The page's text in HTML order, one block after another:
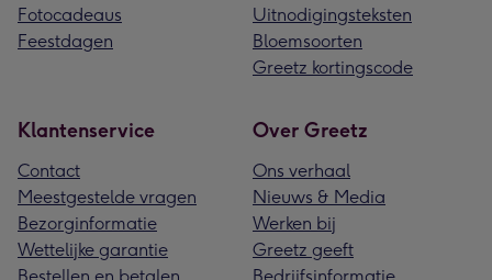
Fotocadeaus
Feestdagen
Uitnodigingsteksten
Bloemsoorten
Greetz kortingscode
Klantenservice
Contact
Meestgestelde vragen
Bezorginformatie
Wettelijke garantie
Bestellen en betalen
Over Greetz
Ons verhaal
Nieuws & Media
Werken bij
Greetz geeft
Bedrijfsinformatie